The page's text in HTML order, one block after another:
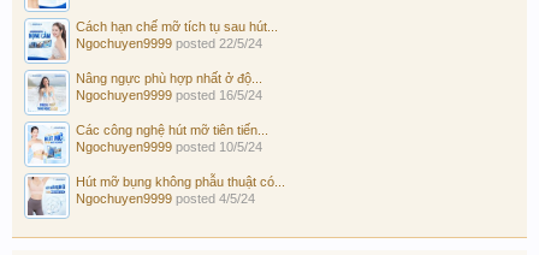
Cách hạn chế mỡ tích tụ sau hút...
Ngochuyen9999 posted 22/5/24
Nâng ngực phù hợp nhất ở độ...
Ngochuyen9999 posted 16/5/24
Các công nghệ hút mỡ tiên tiến...
Ngochuyen9999 posted 10/5/24
Hút mỡ bụng không phẫu thuật có...
Ngochuyen9999 posted 4/5/24